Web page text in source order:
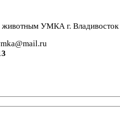
УМКА г. Владивосток